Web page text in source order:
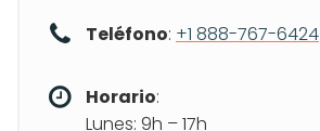
Teléfono: +1 888-767-6424
Horario:
Lunes: 9h – 17h